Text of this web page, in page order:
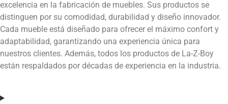
excelencia en la fabricación de muebles. Sus productos se
distinguen por su comodidad, durabilidad y diseño innovador.
Cada mueble está diseñado para ofrecer el máximo confort y
adaptabilidad, garantizando una experiencia única para
nuestros clientes. Además, todos los productos de La-Z-Boy
están respaldados por décadas de experiencia en la industria.